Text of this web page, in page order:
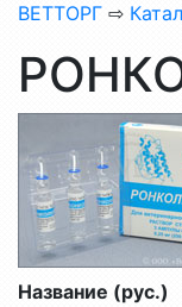
ВЕТТОРГ ⇨
Название (рус.)